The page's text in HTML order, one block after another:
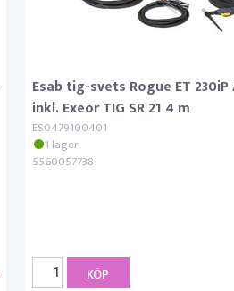
Esab tig-svets Rogue ET 230iP
inkl. Exeor TIG SR 21 4 m
ES0479100401
I lager
5560057738
KÖP